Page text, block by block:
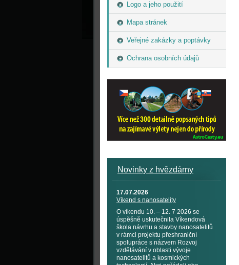
Logo a jeho použití
Mapa stránek
Veřejné zakázky a poptávky
Ochrana osobních údajů
Novinky z hvězdárny
17.07.2026
Víkend s nanosatelity
O víkendu 10. – 12. 7 2026 se
úspěšně uskutečnila Víkendová
škola návrhu a stavby nanosatelitů
v rámci projektu přeshraniční
spolupráce s názvem Rozvoj
vzdělávání v oblasti vývoje
nanosatelitů a kosmických